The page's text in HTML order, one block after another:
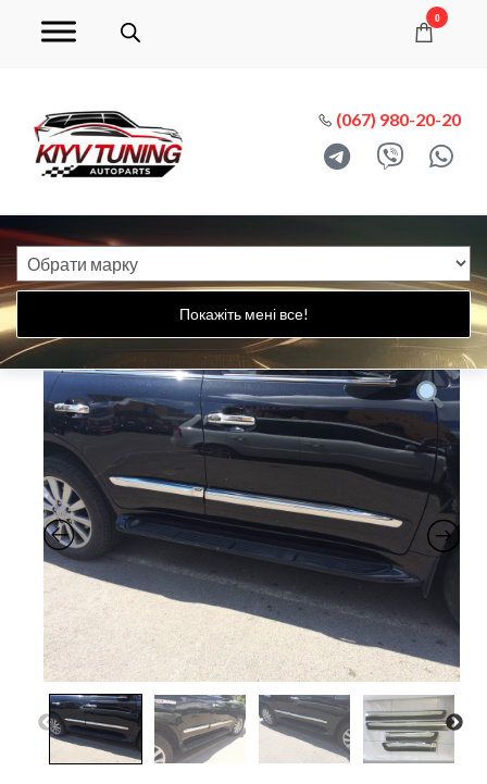
0
(067) 980-20-20
Покажіть мені все!